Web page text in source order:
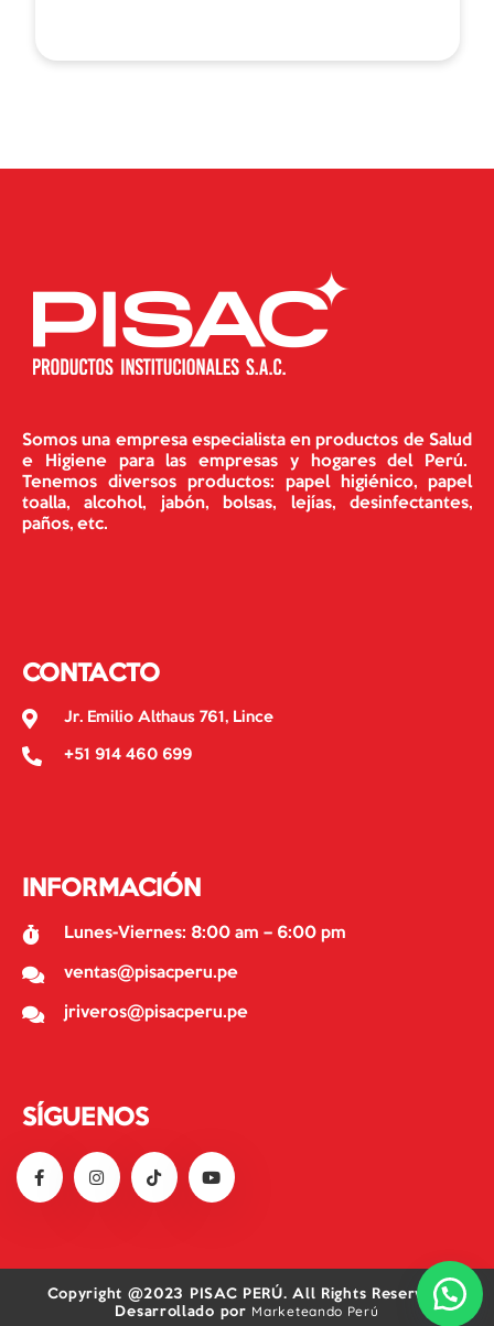
Somos una empresa especialista en productos de Salud
e Higiene para las empresas y hogares del Perú.
Tenemos diversos productos: papel higiénico, papel
toalla, alcohol, jabón, bolsas, lejías, desinfectantes,
paños, etc.
CONTACTO
Jr. Emilio Althaus 761, Lince
+51 914 460 699
INFORMACIÓN
Lunes-Viernes: 8:00 am – 6:00 pm
ventas@pisacperu.pe
jriveros@pisacperu.pe
SÍGUENOS
Copyright @2023 PISAC PERÚ. All Rights Reserved.
Desarrollado por Marketeando Perú